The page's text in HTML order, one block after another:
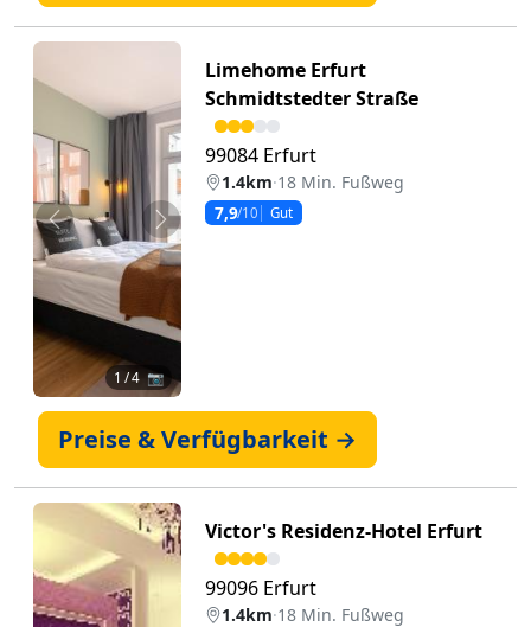
Zurück Weiter
1 / 4 📷
Limehome Erfurt
Schmidtstedter Straße
99084 Erfurt
1.4km·18 Min. Fußweg
7,9/10 Gut
Preise & Verfügbarkeit →
Victor's Residenz-Hotel Erfurt
99096 Erfurt
1.4km·18 Min. Fußweg